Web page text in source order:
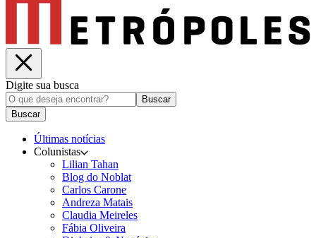
Digite sua busca
Buscar
Buscar
Últimas notícias
Colunistas
Lilian Tahan
Blog do Noblat
Carlos Carone
Andreza Matais
Claudia Meireles
Fábia Oliveira